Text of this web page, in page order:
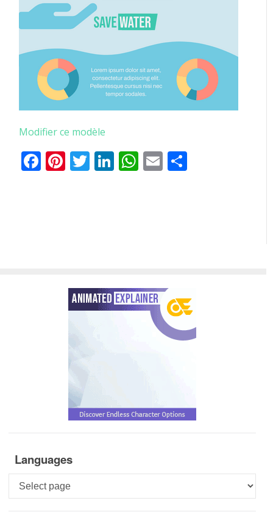
Modifier ce modèle
Facebook
Pinterest
Twitter
LinkedIn
WhatsApp
Email
Languages
Languages